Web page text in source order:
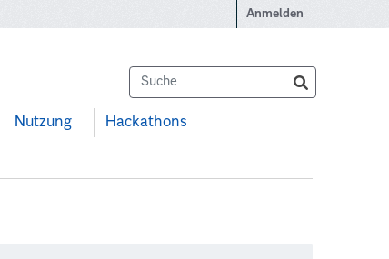
Anmelden
Nutzung Hackathons